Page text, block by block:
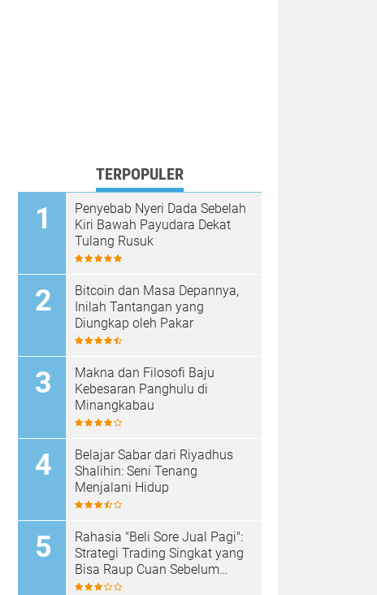
TERPOPULER
Penyebab Nyeri Dada Sebelah
Kiri Bawah Payudara Dekat
Tulang Rusuk
Bitcoin dan Masa Depannya,
Inilah Tantangan yang
Diungkap oleh Pakar
Makna dan Filosofi Baju
Kebesaran Panghulu di
Minangkabau
Belajar Sabar dari Riyadhus
Shalihin: Seni Tenang
Menjalani Hidup
Rahasia "Beli Sore Jual Pagi":
Strategi Trading Singkat yang
Bisa Raup Cuan Sebelum
Sarapan